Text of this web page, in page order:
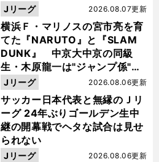
横浜Ｆ・マリノスの宮市亮を育
てた『NARUTO』と『SLAM
DUNK』 中京大中京の同級
生・木原龍一は"ジャンプ係"だ
った
2026.08.07更新
Jリーグ
サッカー日本代表と無縁のＪリ
ーグ 24年ぶりゴールデン生中
継の開幕戦でヘタな試合は見せ
られない
2026.08.06更新
Jリーグ
2026.08.06更新
Jリーグ